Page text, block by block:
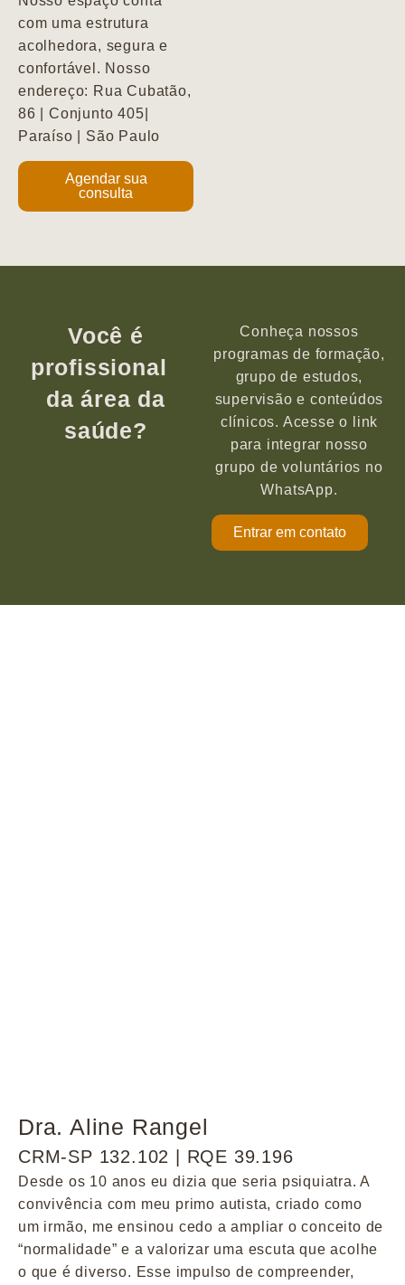
com uma estrutura
acolhedora, segura e
confortável. Nosso
endereço: Rua Cubatão,
86 | Conjunto 405|
Paraíso | São Paulo
Agendar sua
consulta
Você é
profissional
da área da
saúde?
Conheça nossos
programas de formação,
grupo de estudos,
supervisão e conteúdos
clínicos. Acesse o link
para integrar nosso
grupo de voluntários no
WhatsApp.
Entrar em contato
Dra. Aline Rangel
CRM-SP 132.102 | RQE 39.196
Desde os 10 anos eu dizia que seria psiquiatra. A
convivência com meu primo autista, criado como
um irmão, me ensinou cedo a ampliar o conceito de
“normalidade” e a valorizar uma escuta que acolhe
o que é diverso. Esse impulso de compreender,